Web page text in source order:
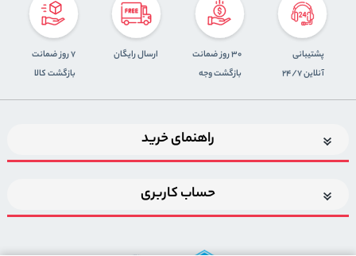
پشتیبانی
آنلاین 24/7
30 روز ضمانت
بازگشت وجه
ارسال رایگان
7 روز ضمانت
بازگشت کالا
راهنمای خرید
حساب کاربری